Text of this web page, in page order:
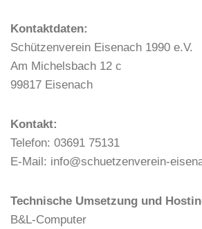
Kontaktdaten:
Schützenverein Eisenach 1990 e.V.
Am Michelsbach 12 c
99817 Eisenach
Kontakt:
Telefon: 03691 75131
E-Mail: info@schuetzenverein-
Technische Umsetzung und
B&L-Computer